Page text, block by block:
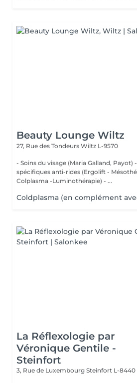
Beauty Lounge Wiltz
27, Rue des Tondeurs Wiltz L-9570
- Soins du visage (Maria Galland, Payot)
spécifiques anti-rides (Ergolift -
Colplasma -Luminothérapie) - ...
Coldplasma (en complément
La Réflexologie par
Véronique Gentile -
Steinfort
3, Rue de Luxembourg Steinfort L-8440